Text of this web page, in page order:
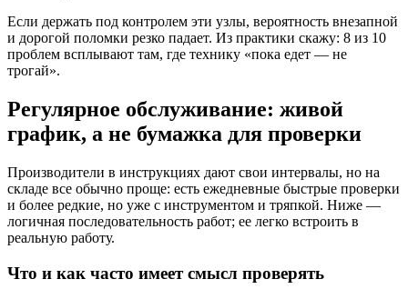
Если держать под контролем эти узлы, вероятность внезапной
и дорогой поломки резко падает. Из практики скажу: 8 из 10
проблем всплывают там, где технику «пока едет — не
трогай».
Регулярное обслуживание: живой
график, а не бумажка для проверки
Производители в инструкциях дают свои интервалы, но на
складе все обычно проще: есть ежедневные быстрые проверки
и более редкие, но уже с инструментом и тряпкой. Ниже —
логичная последовательность работ; ее легко встроить в
реальную работу.
Что и как часто имеет смысл проверять